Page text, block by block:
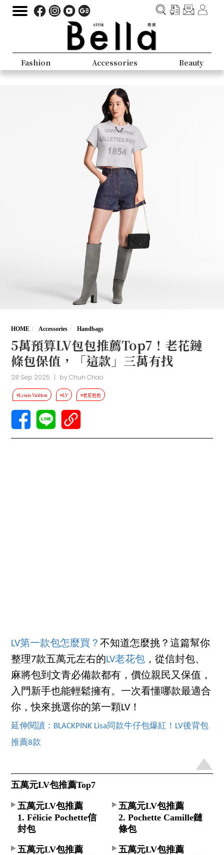
Fashion Accessories Beauty
HOME Accessories Handbags
5萬預算LV包包推薦Top7！老花鏈
條包保值，「這款」三萬有找
28 Sep 2025 | byChun Chao
#Louis Vuitton #LV #老花包包
LV第一款包怎麼買？不知道怎麼挑？這篇幫你
整理7款五萬元左右的 LV老花包 ，從信封包、
麻將包到文青必備款都有，價位親民又保值，
入門新手也能輕鬆擁有。一次看懂哪款最適合
你，快來挑選你的第一顆LV！
延伸閱讀：BLACKPINK Lisa同款牛仔包爆紅！LV後背包
推薦8款
五萬元LV包推薦Top7
五萬元LV包推薦
1. Félicie Pochette信
封包
五萬元LV包推薦
2. Pochette Camille鏈
條包
五萬元LV包推薦
五萬元LV包推薦